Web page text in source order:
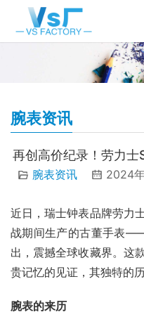
腕表资讯
再创高价纪录！劳力
腕表资讯 2024
近日，瑞士钟表品牌劳力
战期间生产的古董手表
出，震撼全球收藏界。这
贵记忆的见证，其独特的
腕表的来历